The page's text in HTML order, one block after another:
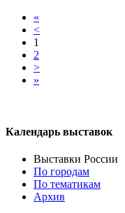
«
<
1
2
>
»
Календарь выставок
Выставки России
По городам
По тематикам
Архив